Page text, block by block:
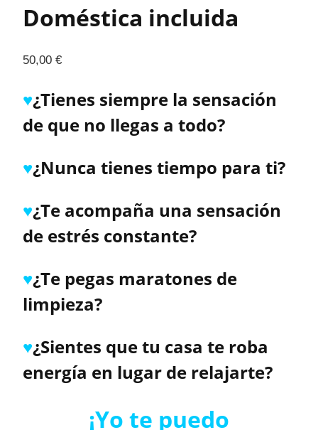
Doméstica incluida
50,00 €
♥¿Tienes siempre la sensación
de que no llegas a todo?
♥¿Nunca tienes tiempo para ti?
♥¿Te acompaña una sensación
de estrés constante?
♥¿Te pegas maratones de
limpieza?
♥¿Sientes que tu casa te roba
energía en lugar de relajarte?
¡Yo te puedo